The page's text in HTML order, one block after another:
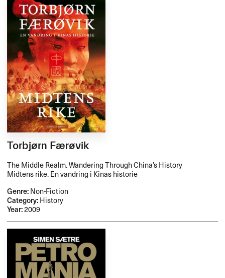
Torbjørn Færøvik
The Middle Realm. Wandering Through China’s History
Midtens rike. En vandring i Kinas historie
Genre:Non-Fiction
Category:History
Year:2009